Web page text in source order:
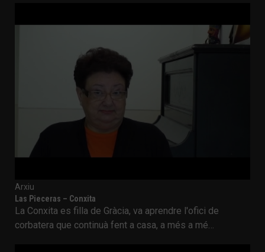
Arxiu
Las Pieceras – Conxita
La Conxita es filla de Gràcia, va aprendre l'ofici de
corbatera que continuà fent a casa, a més a mé…